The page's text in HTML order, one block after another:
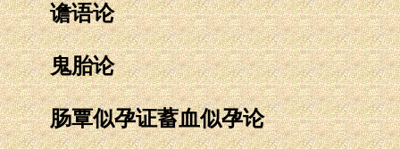
谵语论
鬼胎论
肠覃似孕证蓄血似孕论